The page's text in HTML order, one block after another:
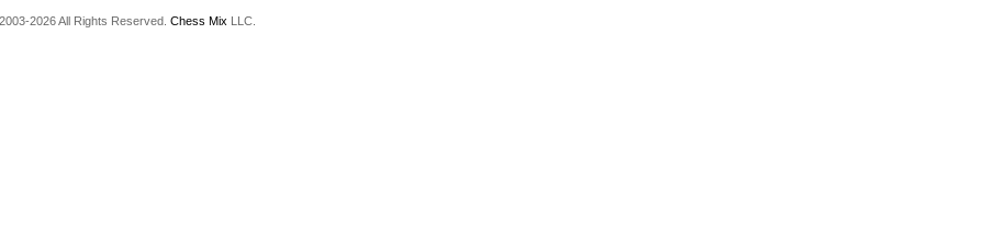
2026 All Rights Reserved. Chess Mix LLC.